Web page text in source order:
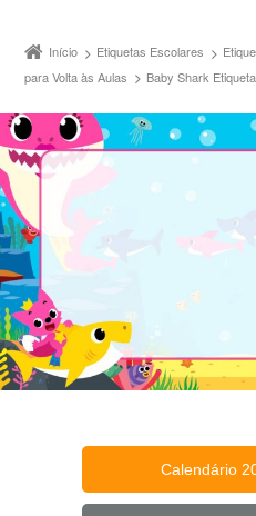
Início Etiquetas Escolares
para Volta às Aulas
Baby Shark
Calendário